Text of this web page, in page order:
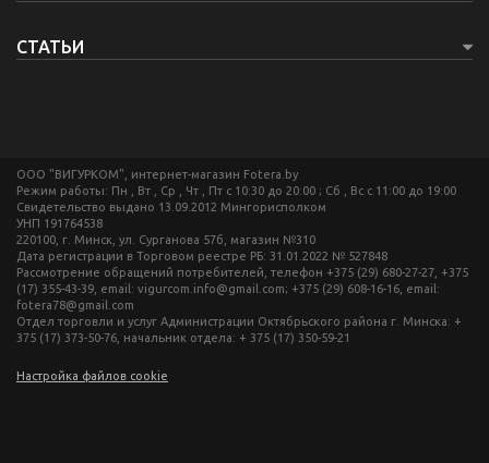
СТАТЬИ
ООО "ВИГУРКОМ", интернет-магазин Fotera.by
Режим работы: Пн , Вт , Ср , Чт , Пт c 10:30 до 20:00 ; Сб , Вс c 11:00 до 19:00
Свидетельство выдано 13.09.2012 Мингорисполком
УНП 191764538
220100, г. Минск, ул. Сурганова 57б, магазин №310
Дата регистрации в Торговом реестре РБ: 31.01.2022 № 527848
Рассмотрение обращений потребителей, телефон +375 (29) 680-27-27, +375
(17) 355-43-39, email: vigurcom.info@gmail.com; +375 (29) 608-16-16, email:
fotera78@gmail.com
Отдел торговли и услуг Администрации Октябрьского района г. Минска: +
375 (17) 373-50-76, начальник отдела: + 375 (17) 350-59-21
Настройка файлов cookie